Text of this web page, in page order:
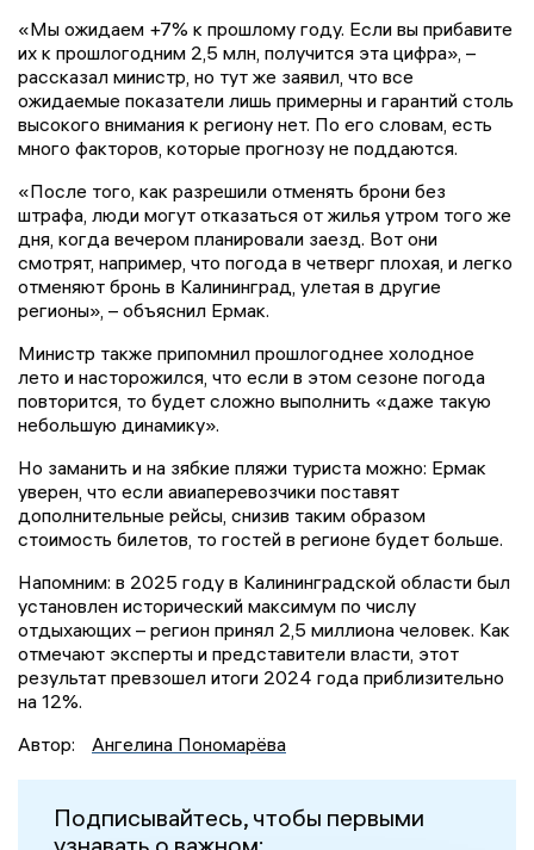
«Мы ожидаем +7% к прошлому году. Если вы прибавите
их к прошлогодним 2,5 млн, получится эта цифра», –
рассказал министр, но тут же заявил, что все
ожидаемые показатели лишь примерны и гарантий столь
высокого внимания к региону нет. По его словам, есть
много факторов, которые прогнозу не поддаются.
«После того, как разрешили отменять брони без
штрафа, люди могут отказаться от жилья утром того же
дня, когда вечером планировали заезд. Вот они
смотрят, например, что погода в четверг плохая, и легко
отменяют бронь в Калининград, улетая в другие
регионы», – объяснил Ермак.
Министр также припомнил прошлогоднее холодное
лето и насторожился, что если в этом сезоне погода
повторится, то будет сложно выполнить «даже такую
небольшую динамику».
Но заманить и на зябкие пляжи туриста можно: Ермак
уверен, что если авиаперевозчики поставят
дополнительные рейсы, снизив таким образом
стоимость билетов, то гостей в регионе будет больше.
Напомним: в 2025 году в Калининградской области был
установлен исторический максимум по числу
отдыхающих – регион принял 2,5 миллиона человек. Как
отмечают эксперты и представители власти, этот
результат превзошел итоги 2024 года приблизительно
на 12%.
Автор:
Ангелина Пономарёва
Подписывайтесь, чтобы первыми